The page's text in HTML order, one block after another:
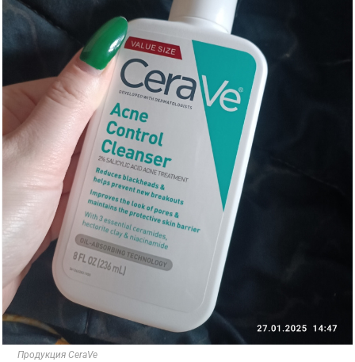
Продукция CeraVe